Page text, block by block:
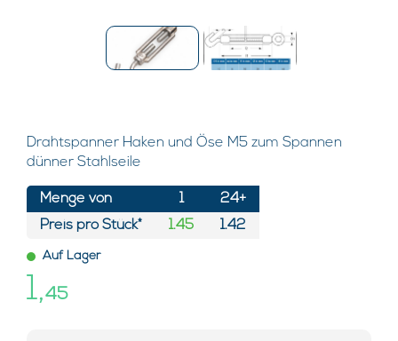
Drahtspanner Haken und Öse M5 zum Spannen
dünner Stahlseile
Menge von
Preis pro Stück*
1
1.45
24+
1.42
Auf Lager
1,45